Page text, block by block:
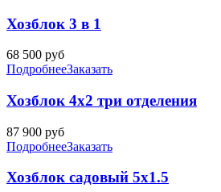
Хозблок 3 в 1
68 500 руб
ПодробнееЗаказать
Хозблок 4х2 три отделения
87 900 руб
ПодробнееЗаказать
Хозблок садовый 5х1.5